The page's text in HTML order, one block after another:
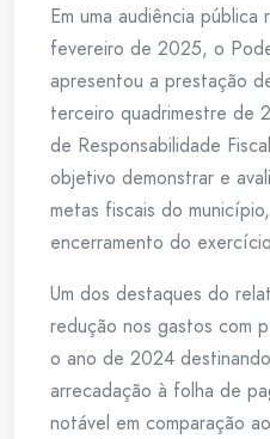
Em uma audiência
fevereiro de 2025, o
apresentou a prestação
terceiro quadrimestre de
de Responsabilidade
objetivo demonstrar e
metas fiscais do
encerramento do
Um dos destaques do
redução nos gastos com
o ano de 2024
arrecadação à folha de
notável em comparação